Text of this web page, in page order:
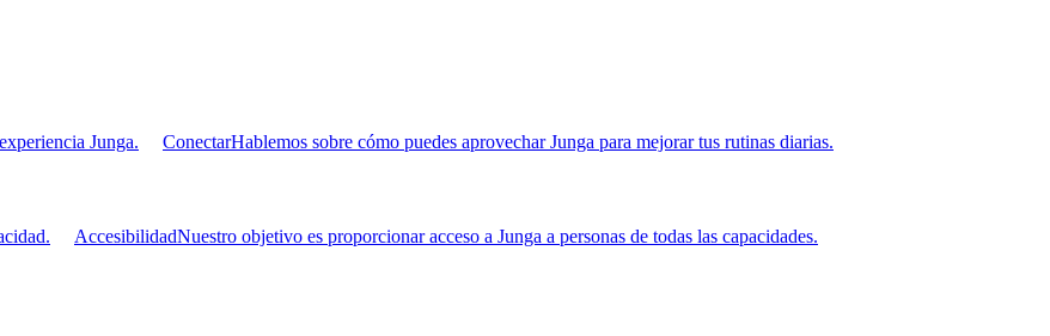
Junga. ConectarHablemos sobre cómo puedes aprovechar Junga para mejorar tus rutinas diarias.
AccesibilidadNuestro objetivo es proporcionar acceso a Junga a personas de todas las capacidades.